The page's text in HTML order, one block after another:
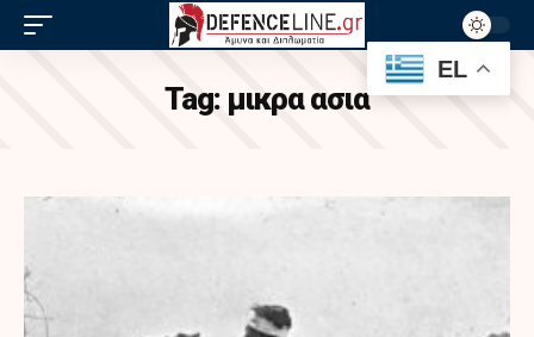
Tag: μικρα ασια
EL